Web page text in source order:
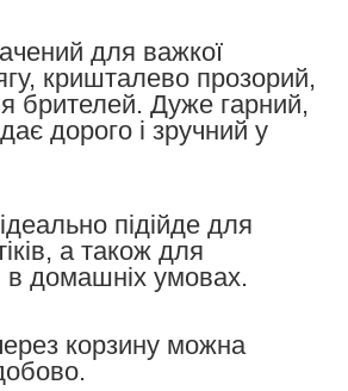
для важкої
кришталево прозорий,
брителей. Дуже гарний,
дорого і зручний у
підійде для
а також для
в домашніх умовах.
корзину можна